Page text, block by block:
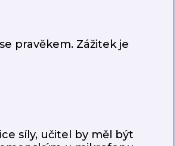
pravěkem. Zážitek je
síly, učitel by měl být